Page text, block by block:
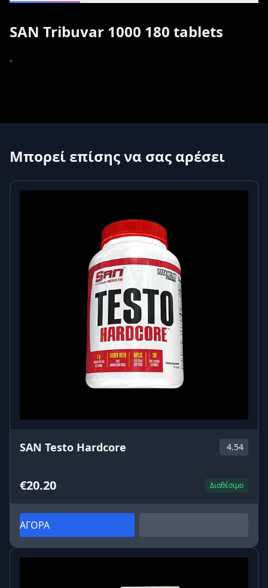
SAN Tribuvar 1000 180 tablets
.
Μπορεί επίσης να σας αρέσει
SAN Testo Hardcore 4.54
€20.20 Διαθέσιμο
ΑΓΟΡΑ